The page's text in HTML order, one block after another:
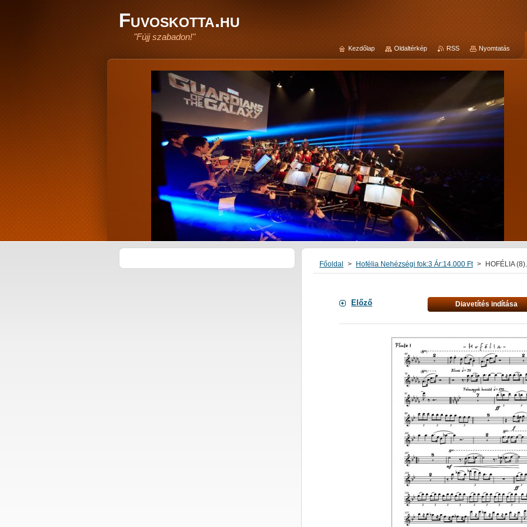
Fuvoskotta.hu
"Fújj szabadon!"
Főoldal > Hofélia Nehézségi fok:3 Ár:14.000 Ft > HOFÉLIA
Előző Diavetítés indítása
Kezdőlap Oldaltérkép RSS Nyomtatás